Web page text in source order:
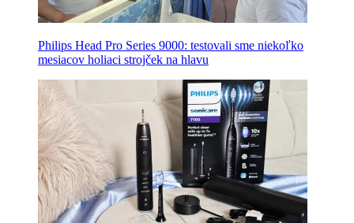
Philips Head Pro Series 9000: testovali sme niekoľko
mesiacov holiaci strojček na hlavu